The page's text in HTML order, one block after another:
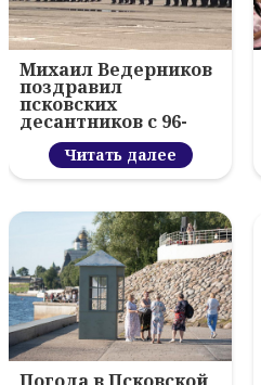
Михаил Ведерников
поздравил
псковских
десантников с 96-
летием ВДВ и
вручил награды
Читать далее